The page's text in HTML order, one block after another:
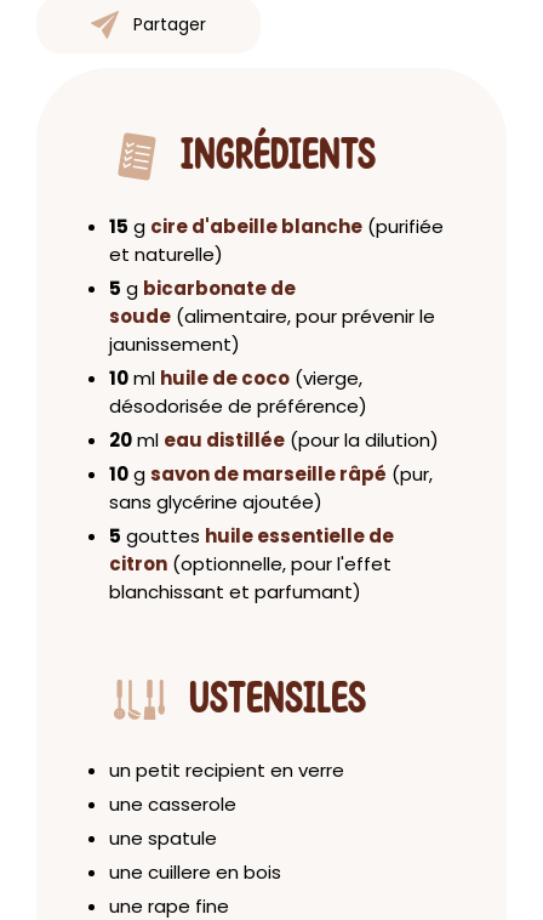
Partager
INGRÉDIENTS
15 g cire d'abeille blanche (purifiée
et naturelle)
5 g bicarbonate de
soude (alimentaire, pour prévenir le
jaunissement)
10ml huile de coco (vierge,
désodorisée de préférence)
20ml eau distillée (pour la dilution)
10gsavon de marseille râpé (pur,
sans glycérine ajoutée)
5 gouttes huile essentielle de
citron (optionnelle, pour l'effet
blanchissant et parfumant)
USTENSILES
un petit recipient en verre
une casserole
une spatule
une cuillere en bois
une rape fine